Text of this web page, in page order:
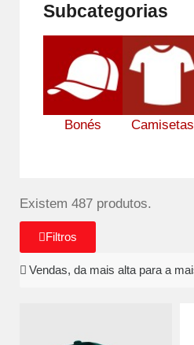
Subcategorias
Bonés Camisetas
Existem 487 produtos.
Filtros